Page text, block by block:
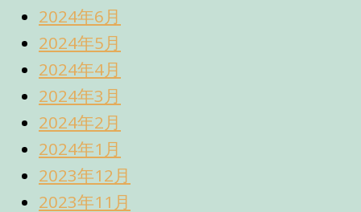
2024年6月
2024年5月
2024年4月
2024年3月
2024年2月
2024年1月
2023年12月
2023年11月